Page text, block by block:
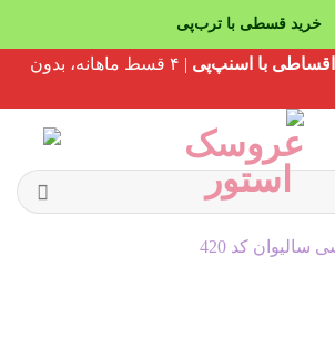
خرید قسطی با ترب‌پی
با اسنپ‌پی
| ۴ قسط ماهانه، بدون